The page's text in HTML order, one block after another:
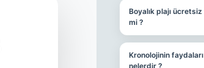
Boyalık plajı ücretsiz
mi ?
Kronolojinin faydaları
nelerdir ?